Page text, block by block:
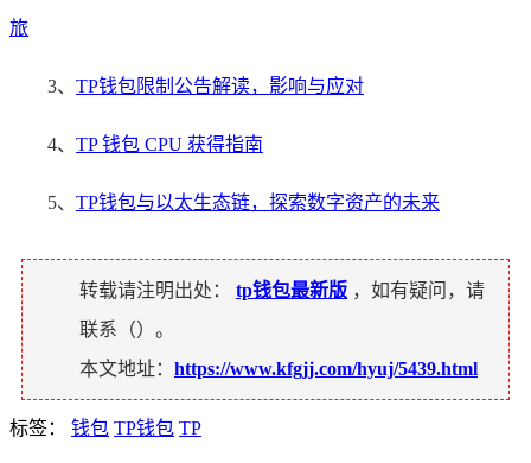
旅
3、 TP钱包限制公告解读，影响与应对
4、 TP 钱包 CPU 获得指南
5、 TP钱包与以太生态链，探索数字资产的未来
转载请注明出处： tp钱包最新版 ，如有疑问，请
联系（）。
本文地址： https://www.kfgjj.com/hyuj/5439.html
标签： 钱包 TP钱包 TP